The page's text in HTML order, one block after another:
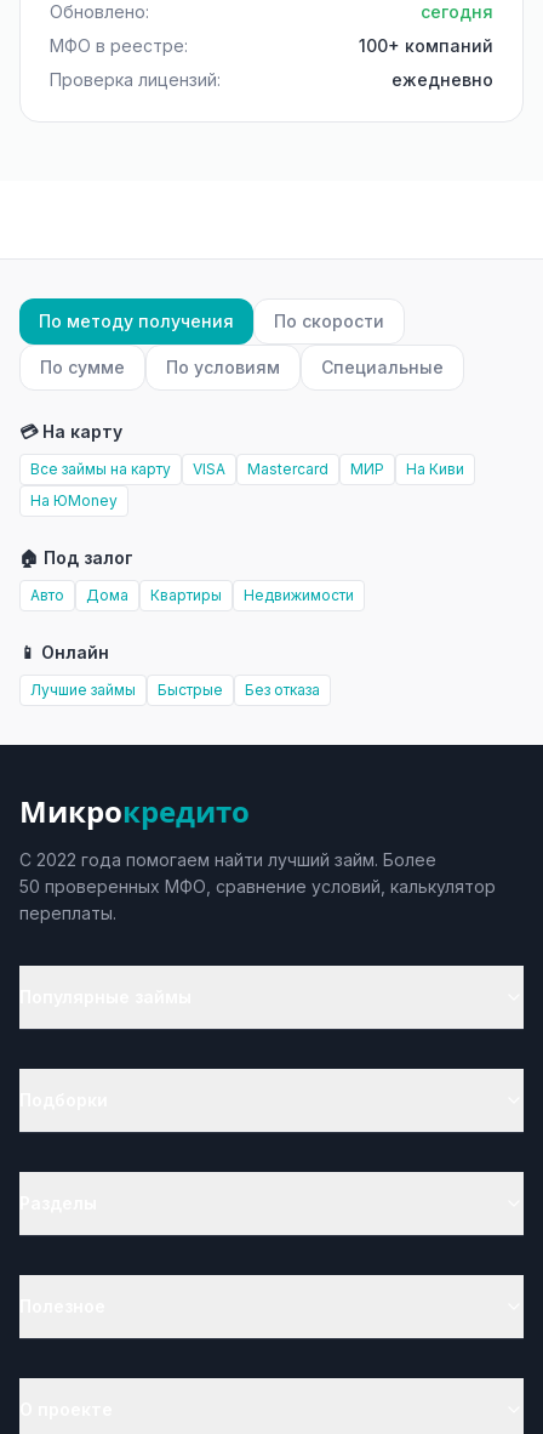
Обновлено:
сегодня
МФО в реестре:
100+ компаний
Проверка лицензий:
ежедневно
По методу получения По скорости
По сумме По условиям Специальные
💳 На карту
Все займы на карту VISA Mastercard МИР
На Киви
На ЮMoney
🏠 Под залог
Авто Дома Квартиры Недвижимости
📱 Онлайн
Лучшие займы Быстрые Без отказа
Микрокредито
С 2022 года помогаем найти лучший займ. Более
50 проверенных МФО, сравнение условий, калькулятор
переплаты.